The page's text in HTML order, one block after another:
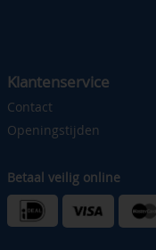
Klantenservice
Contact
Openingstijden
Betaal veilig online